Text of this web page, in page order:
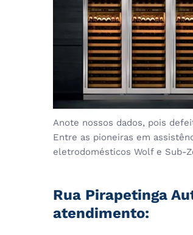
Anote nossos dados, pois
Entre as pioneiras em
eletrodomésticos Wolf e Sub-
Rua Pirapetinga
atendimento: